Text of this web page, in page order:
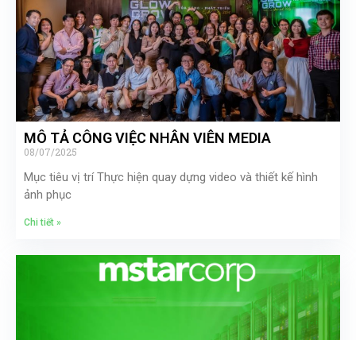
MÔ TẢ CÔNG VIỆC NHÂN VIÊN MEDIA
08/07/2025
Mục tiêu vị trí Thực hiện quay dựng video và thiết kế hình
ảnh phục
Chi tiết »